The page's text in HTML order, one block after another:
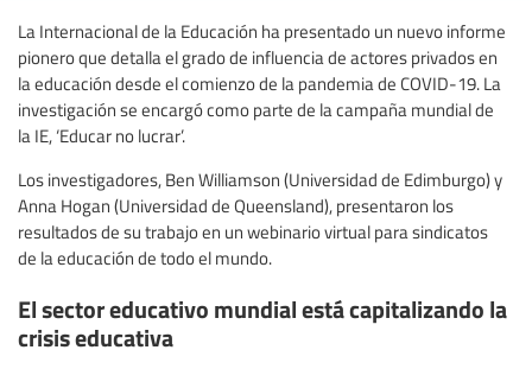
La Internacional de la Educación ha presentado un nuevo informe
pionero que detalla el grado de influencia de actores privados en
la educación desde el comienzo de la pandemia de COVID-19. La
investigación se encargó como parte de la campaña mundial de
la IE, ‘Educar no lucrar’.
Los investigadores, Ben Williamson (Universidad de Edimburgo) y
Anna Hogan (Universidad de Queensland), presentaron los
resultados de su trabajo en un webinario virtual para sindicatos
de la educación de todo el mundo.
El sector educativo mundial está capitalizando la
crisis educativa